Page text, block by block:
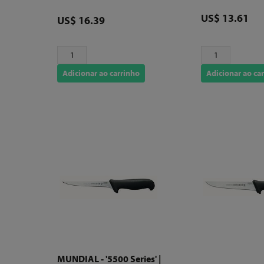
Preço
US$ 16.39
Adicionar ao carrinho
Preço
US$ 13.61
Adicionar ao
MUNDIAL - '5500 Series' |